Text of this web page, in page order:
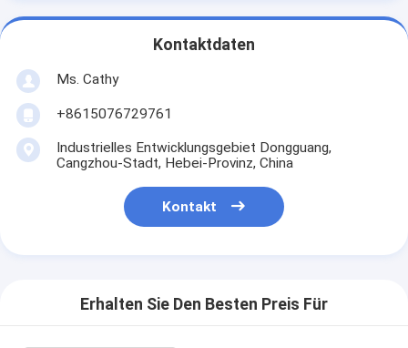
Kontaktdaten
Ms. Cathy
+8615076729761
Industrielles Entwicklungsgebiet Dongguang,
Cangzhou-Stadt, Hebei-Provinz, China
Kontakt
Erhalten Sie Den Besten Preis Für